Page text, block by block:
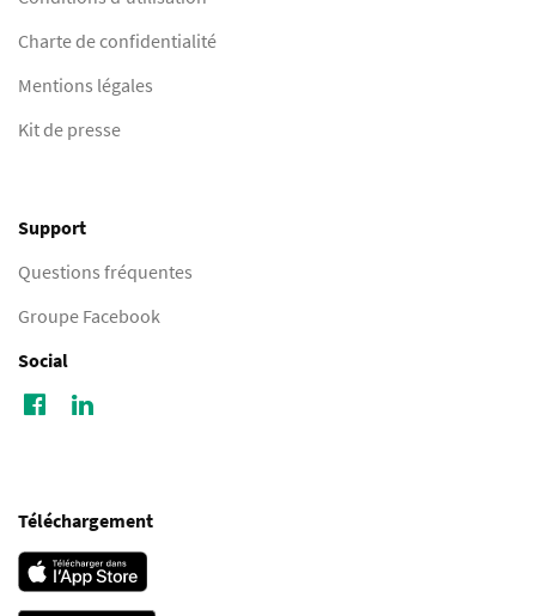
Charte de confidentialité
Mentions légales
Kit de presse
Support
Questions fréquentes
Groupe Facebook
Social
Téléchargement